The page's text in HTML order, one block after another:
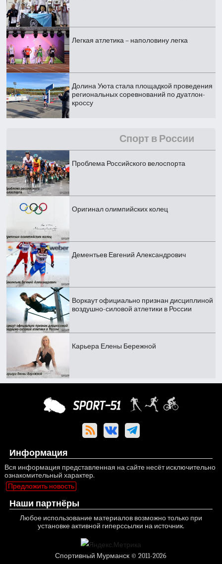
Легкая атлетика – наполовину легка
Долина Уюта стала площадкой проведения
региональных соревнований по дуатлон-
кроссу
Спорт в России
Проблема Российского велоспорта
Оригинал олимпийских колец
Дементьев Евгений Александрович
Воркаут официально признан дисциплиной
воздушно-силовой атлетики в России
Карьера Елены Бережной
Информация
Вся информация представленная на сайте несёт исключительно
ознакомительный характер.
Предложить новость
Наши партнёры
Любое использование материалов возможно только при
установке активной гиперссылки на источник.
Спортивный Мурманск © 2011-2026